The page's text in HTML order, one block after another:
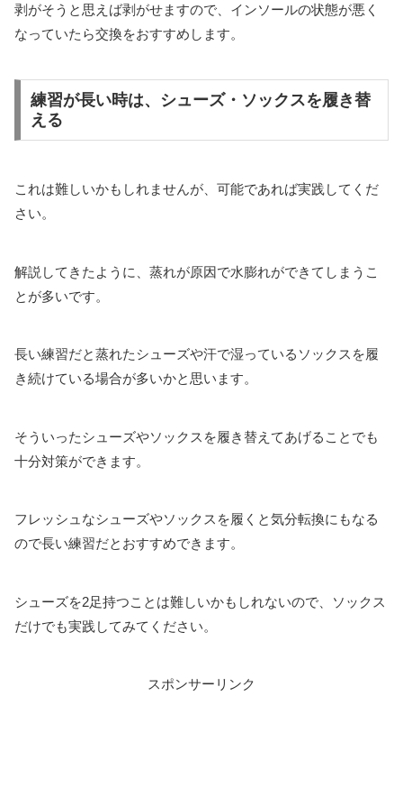
剥がそうと思えば剥がせますので、インソールの状態が悪く
なっていたら交換をおすすめします。
練習が長い時は、シューズ・ソックスを履き替
える
これは難しいかもしれませんが、可能であれば実践してくだ
さい。
解説してきたように、蒸れが原因で水膨れができてしまうこ
とが多いです。
長い練習だと蒸れたシューズや汗で湿っているソックスを履
き続けている場合が多いかと思います。
そういったシューズやソックスを履き替えてあげることでも
十分対策ができます。
フレッシュなシューズやソックスを履くと気分転換にもなる
ので長い練習だとおすすめできます。
シューズを2足持つことは難しいかもしれないので、ソックス
だけでも実践してみてください。
スポンサーリンク